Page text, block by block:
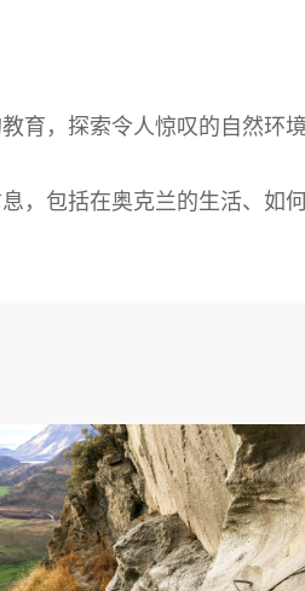
育，探索令人惊叹的自然
，包括在奥克兰的生活、如